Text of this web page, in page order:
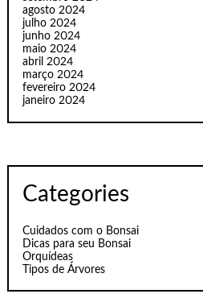
agosto 2024
julho 2024
junho 2024
maio 2024
abril 2024
março 2024
fevereiro 2024
janeiro 2024
Categories
Cuidados com o Bonsai
Dicas para seu Bonsai
Orquídeas
Tipos de Árvores